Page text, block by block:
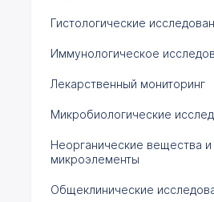
Гистологические
Иммунологическое
Лекарственный мониторинг
Микробиологические
Неорганические вещества и
микроэлементы
Общеклинические